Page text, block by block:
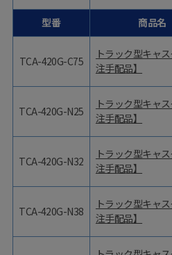
型番
TCA-420G-C75
TCA-420G-N25
TCA-420G-N32
TCA-420G-N38
商品名
トラック型キャ
注手配品】
トラック型キャ
注手配品】
トラック型キャ
注手配品】
トラック型キャ
注手配品】